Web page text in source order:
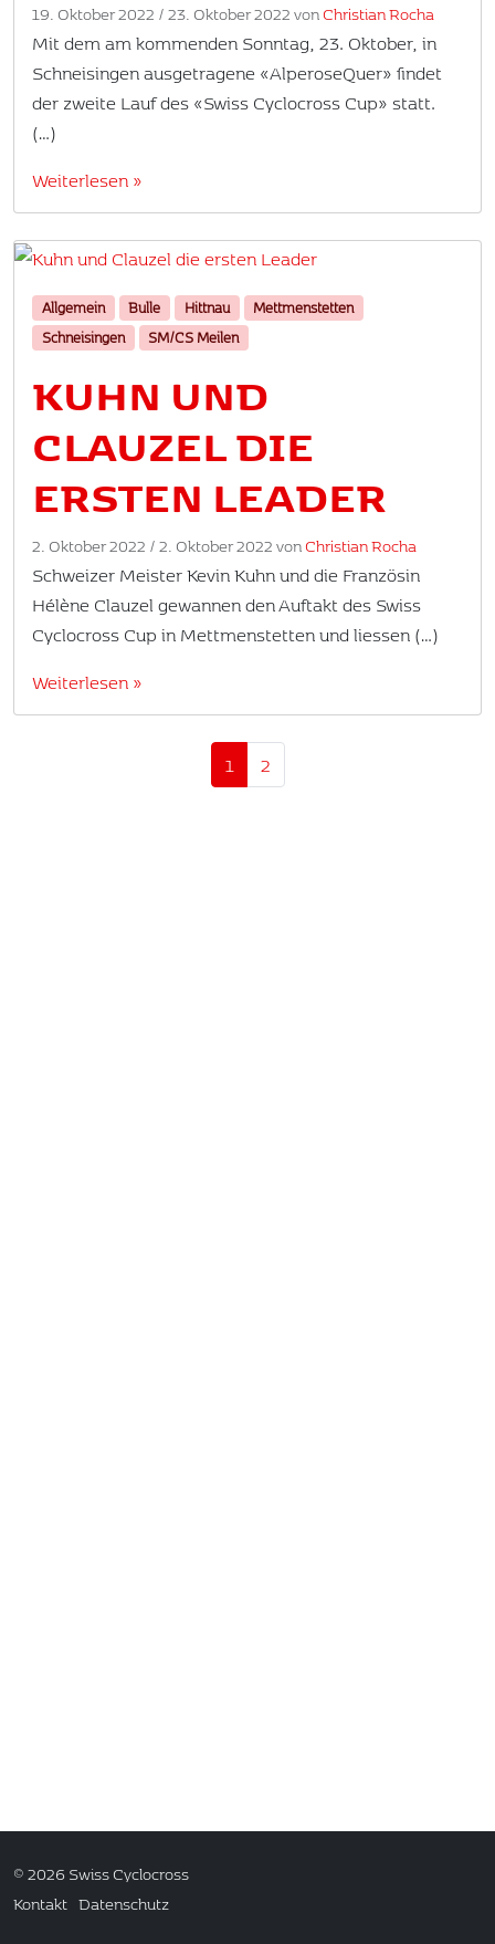
19. Oktober 2022 / 23. Oktober 2022 vonChristian Rocha
Mit dem am kommenden Sonntag, 23. Oktober, in
Schneisingen ausgetragene «AlperoseQuer» findet
der zweite Lauf des «Swiss Cyclocross Cup» statt.
(…)
Weiterlesen »
Allgemein Bulle Hittnau
Mettmenstetten
Schneisingen
SM/CS Meilen
KUHN UND
CLAUZEL DIE
ERSTEN LEADER
2. Oktober 2022 / 2. Oktober 2022 vonChristian Rocha
Schweizer Meister Kevin Kuhn und die Französin
Hélène Clauzel gewannen den Auftakt des Swiss
Cyclocross Cup in Mettmenstetten und liessen (…)
Weiterlesen »
Aktuelle Seite
1 Seite
2
© 2026 Swiss Cyclocross
Kontakt Datenschutz